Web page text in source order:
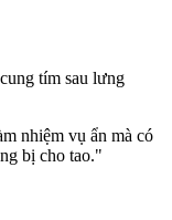
tím sau lưng
nhiệm vụ ẩn mà có
bị cho tao."